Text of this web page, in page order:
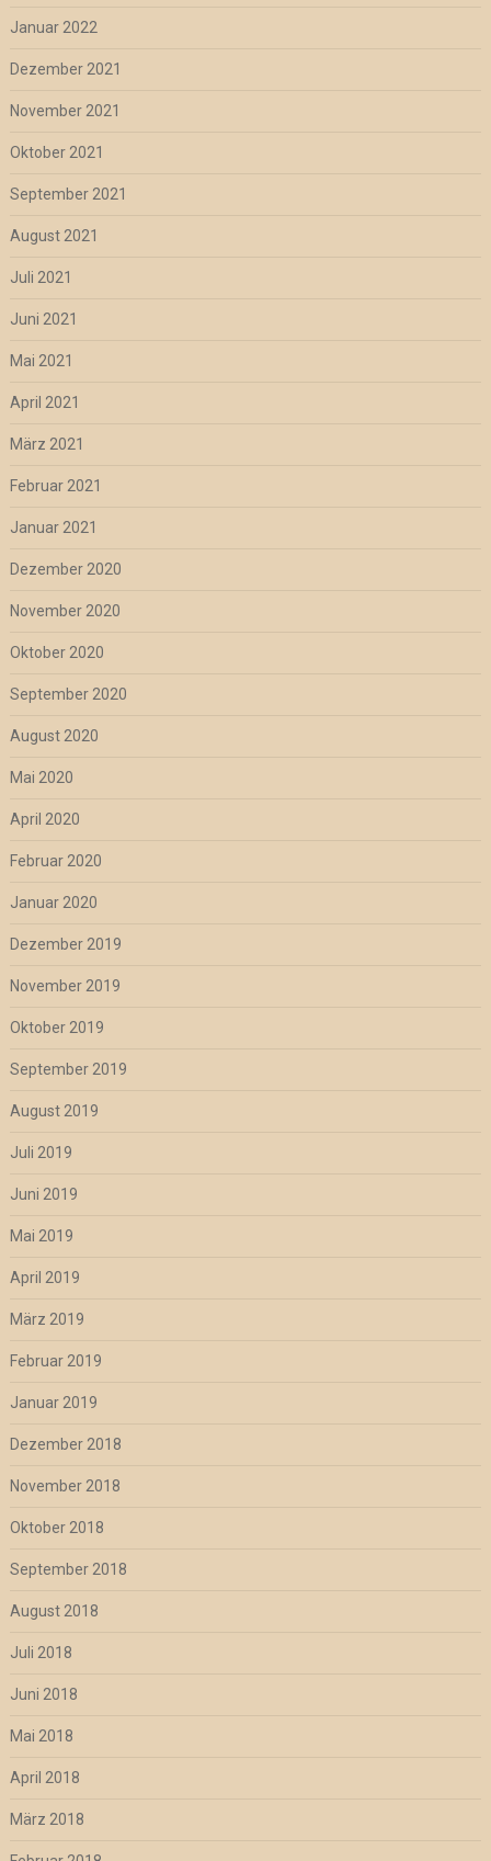
Januar 2022
Dezember 2021
November 2021
Oktober 2021
September 2021
August 2021
Juli 2021
Juni 2021
Mai 2021
April 2021
März 2021
Februar 2021
Januar 2021
Dezember 2020
November 2020
Oktober 2020
September 2020
August 2020
Mai 2020
April 2020
Februar 2020
Januar 2020
Dezember 2019
November 2019
Oktober 2019
September 2019
August 2019
Juli 2019
Juni 2019
Mai 2019
April 2019
März 2019
Februar 2019
Januar 2019
Dezember 2018
November 2018
Oktober 2018
September 2018
August 2018
Juli 2018
Juni 2018
Mai 2018
April 2018
März 2018